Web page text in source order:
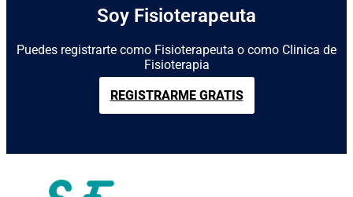
Soy Fisioterapeuta
Puedes registrarte como Fisioterapeuta o como Clinica de
Fisioterapia
REGISTRARME GRATIS